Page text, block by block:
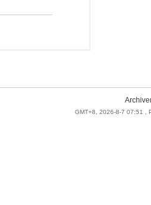
GMT+8, 2026-8-7 07:51 ,